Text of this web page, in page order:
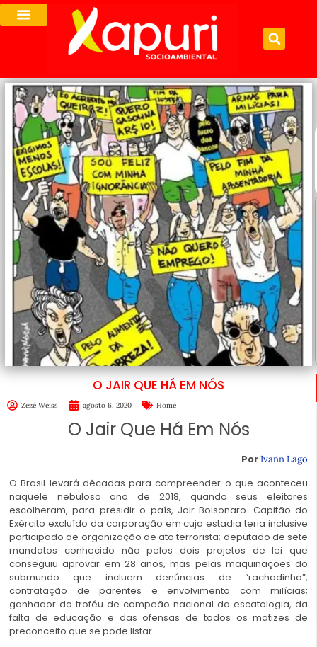
O JAIR QUE HÁ EM NÓS
Zezé Weiss agosto 6, 2020 Home
O Jair Que Há Em Nós
PorIvann Lago
O Brasil levará décadas para compreender o que aconteceu
naquele nebuloso ano de 2018, quando seus eleitores
escolheram, para presidir o país, Jair Bolsonaro. Capitão do
Exército excluído da corporação em cuja estadia teria inclusive
participado de organização de ato terrorista; deputado de sete
mandatos conhecido não pelos dois projetos de lei que
conseguiu aprovar em 28 anos, mas pelas maquinações do
submundo que incluem denúncias de “rachadinha”,
contratação de parentes e envolvimento com milícias;
ganhador do troféu de campeão nacional da escatologia, da
falta de educação e das ofensas de todos os matizes de
preconceito que se pode listar.